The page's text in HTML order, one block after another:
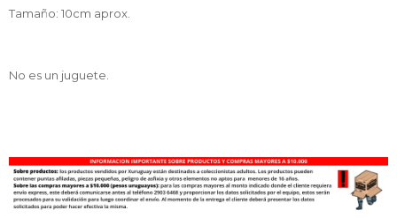
Tamaño: 10cm aprox.
No es un juguete.